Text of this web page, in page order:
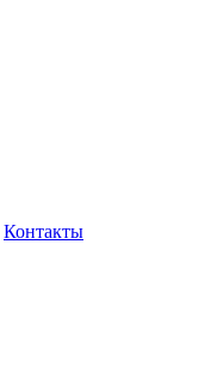
Контакты